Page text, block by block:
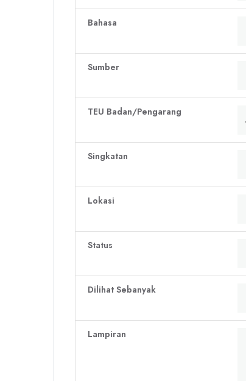
Bahasa
Sumber
TEU Badan/Pengarang
Singkatan
Lokasi
Status
Dilihat Sebanyak
Lampiran